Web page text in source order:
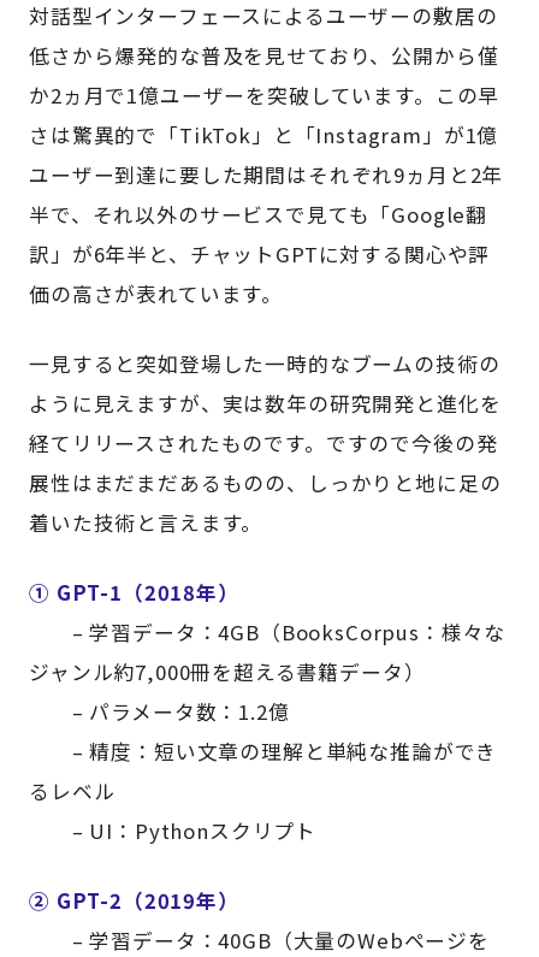
対話型インターフェースによるユーザーの敷居の
低さから爆発的な普及を見せており、公開から僅
か2ヵ月で1億ユーザーを突破しています。この早
さは驚異的で「TikTok」と「Instagram」が1億
ユーザー到達に要した期間はそれぞれ9ヵ月と2年
半で、それ以外のサービスで見ても「Google翻
訳」が6年半と、チャットGPTに対する関心や評
価の高さが表れています。
一見すると突如登場した一時的なブームの技術の
ように見えますが、実は数年の研究開発と進化を
経てリリースされたものです。ですので今後の発
展性はまだまだあるものの、しっかりと地に足の
着いた技術と言えます。
① GPT-1（2018年）
– 学習データ：4GB（BooksCorpus：様々な
ジャンル約7,000冊を超える書籍データ）
– パラメータ数：1.2億
– 精度：短い文章の理解と単純な推論ができ
るレベル
– UI：Pythonスクリプト
② GPT-2（2019年）
– 学習データ：40GB（大量のWebページを